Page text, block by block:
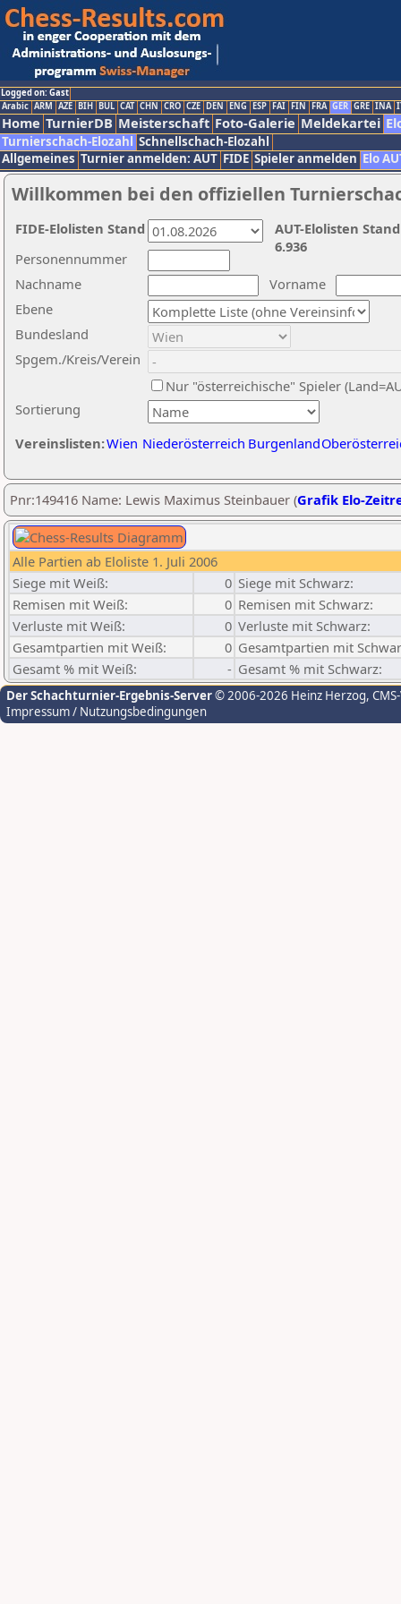
Logged on: Gast
Arabic ARM AZE BIH BUL CAT CHN CRO CZE DEN ENG ESP FAI FIN FRA GER GRE INA
Home TurnierDB Meisterschaft Foto-Galerie Meldekartei
Turnierschach-Elozahl Schnellschach-Elozahl
Allgemeines Turnier anmelden: AUT FIDE Spieler anmelden Elo
Willkommen bei den offiziellen
Nachname
Vorname
Ebene
Sortierung
Personennummer
Bundesland
Spgem./Kreis/Verein
Nur "österreichische" Spieler
Vereinslisten:Wien Niederösterreich Burgenland
AUT-Elolisten
6.936
FIDE-Elolisten Stand
Pnr:149416 Name: Lewis Maximus Steinbauer (Grafik Elo-
Alle Partien ab Eloliste 1. Juli 2006
Siege mit Weiß:
0 Siege mit Schwarz:
Remisen mit Weiß:
0 Remisen mit Schwarz:
Verluste mit Weiß:
0 Verluste mit Schwarz:
Gesamtpartien mit Weiß:
0 Gesamtpartien mit
Gesamt % mit Weiß:
- Gesamt % mit Schwarz:
Der Schachturnier-Ergebnis-Server© 2006-2026 Heinz Herzog,
Impressum / Nutzungsbedingungen